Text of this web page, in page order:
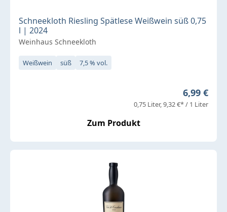
Schneekloth Riesling Spätlese Weißwein süß 0,75
l | 2024
Weinhaus Schneekloth
Weißwein süß 7,5 % vol.
Regulärer
6,99 €
0,75 Liter 9,32 €* / 1 Liter
Zum Produkt